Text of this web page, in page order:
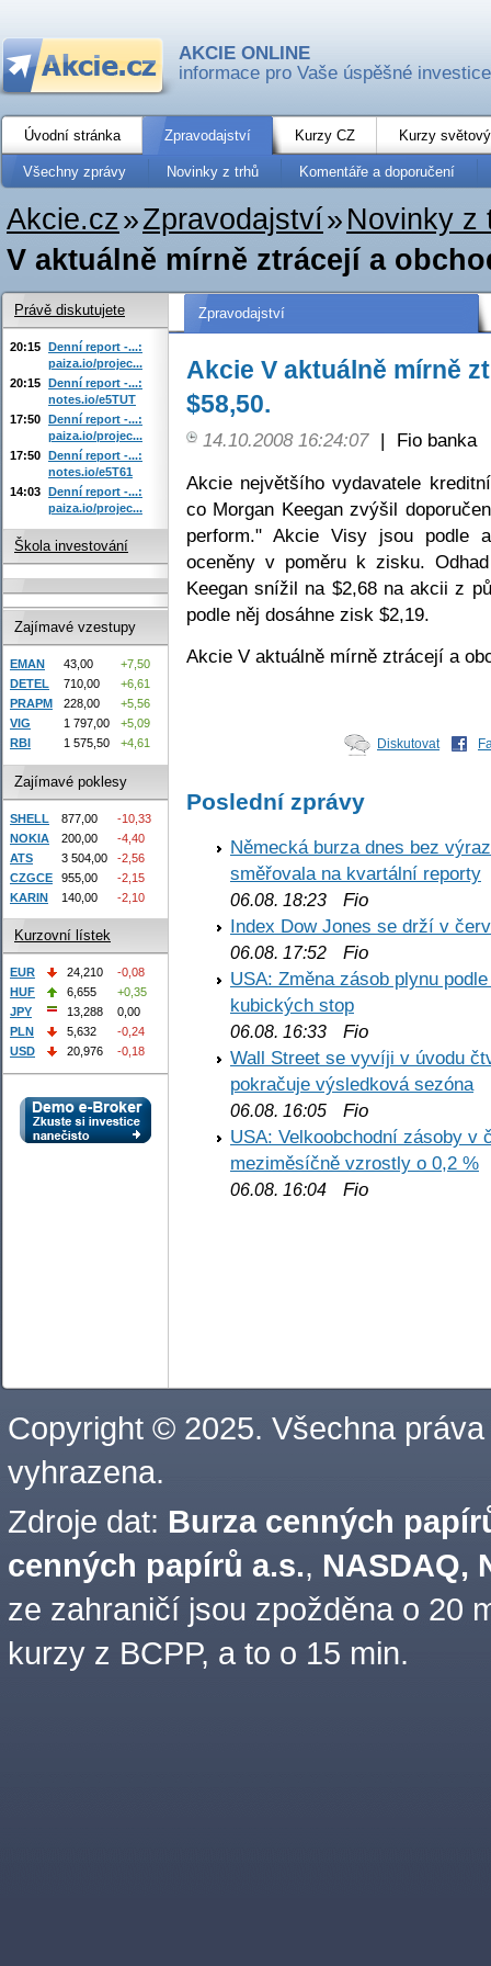
AKCIE ONLINE
informace pro Vaše úspěšné investice
Úvodní stránka Zpravodajství Kurzy CZ Kurzy
Všechny zprávy Novinky z trhů Komentáře a doporučení
Akcie.cz»Zpravodajství» Novinky z
V aktuálně mírně ztrácejí a
Zpravodajství
Akcie V aktuálně mírně
$58,50.
14.10.2008 16:24:07 |
Fio banka
Akcie největšího vydavatele
co Morgan Keegan zvýšil
perform." Akcie Visy jsou podle
oceněny v poměru k zisku.
Keegan snížil na $2,68 na akcii z
podle něj dosáhne zisk $2,19.
Akcie V aktuálně mírně ztrácejí a
Diskutovat
Poslední zprávy
Německá burza dnes bez
směřovala na kvartální reporty
06.08. 18:23 Fio
Index Dow Jones se drží v
06.08. 17:52 Fio
USA: Změna zásob plynu
kubických stop
06.08. 16:33 Fio
Wall Street se vyvíji v úvodu
pokračuje výsledková sezóna
06.08. 16:05 Fio
USA: Velkoobchodní zásoby v
meziměsíčně vzrostly o 0,2 %
06.08. 16:04 Fio
Právě diskutujete
20:15 Denní report -...:
paiza.io/projec...
20:15 Denní report -...:
notes.io/e5TUT
17:50 Denní report -...:
paiza.io/projec...
17:50 Denní report -...:
notes.io/e5T61
14:03 Denní report -...:
paiza.io/projec...
Škola investování
Zajímavé vzestupy
EMAN 43,00
+7,50
DETEL
710,00
+6,61
PRAPM
228,00
+5,56
VIG
1 797,00
+5,09
RBI
1 575,50 +4,61
Zajímavé poklesy
SHELL 877,00
-10,33
NOKIA
200,00
-4,40
ATS
3 504,00
-2,56
CZGCE
955,00
-2,15
KARIN
140,00 -2,10
Kurzovní lístek
EUR 24,210
-0,08
HUF
6,655
+0,35
JPY
13,288
0,00
PLN
5,632
-0,24
USD
20,976 -0,18
Copyright © 2025. Všechna práva
vyhrazena.
Zdroje dat: Burza cenných
cenných papírů a.s., NASDAQ,
ze zahraničí jsou zpožděna o 20
kurzy z BCPP, a to o 15 min.